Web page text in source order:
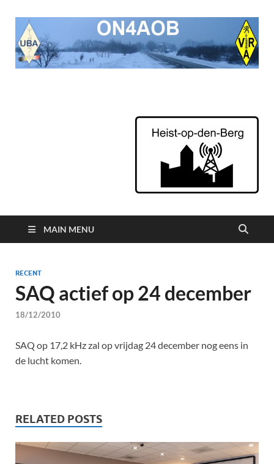
MAIN MENU
RECENT
SAQ actief op 24 december
18/12/2010
SAQ op 17,2 kHz zal op vrijdag 24 december nog eens in
de lucht komen.
RELATED POSTS